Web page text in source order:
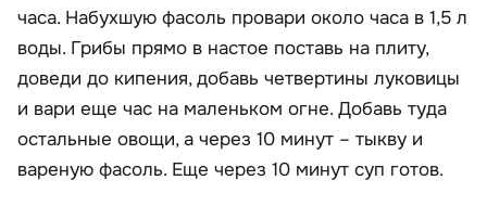
часа. Набухшую фасоль провари около часа в 1,5 л
воды. Грибы прямо в настое поставь на плиту,
доведи до кипения, добавь четвертины луковицы
и вари еще час на маленьком огне. Добавь туда
остальные овощи, а через 10 минут – тыкву и
вареную фасоль. Еще через 10 минут суп готов.